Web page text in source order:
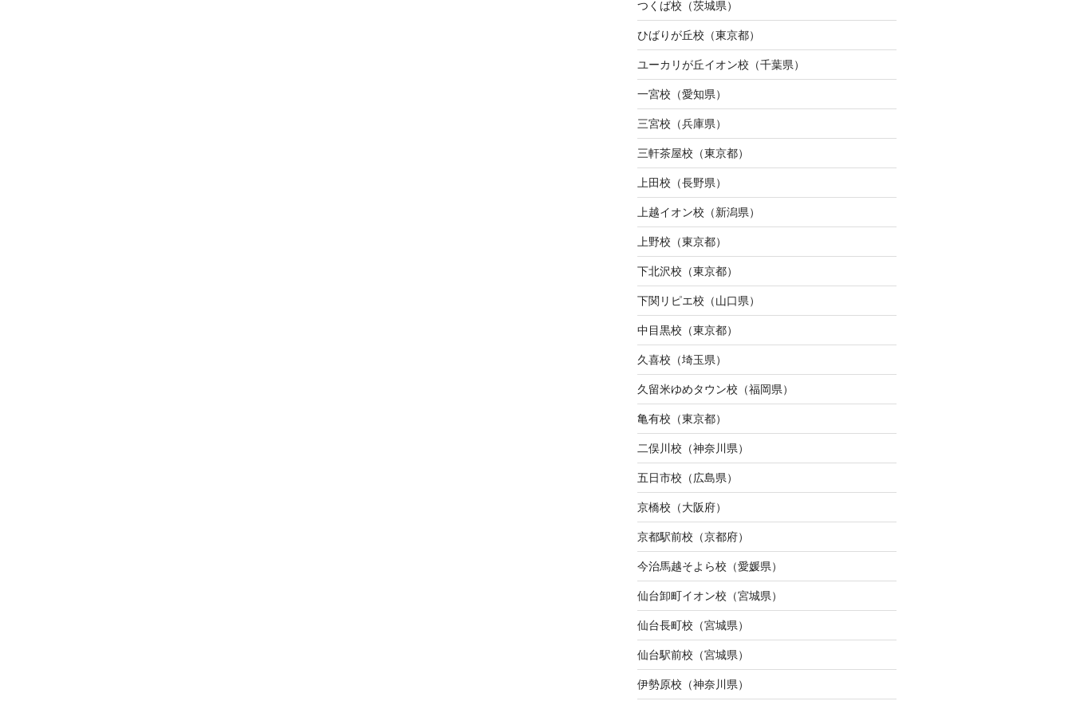
つくば校（茨城県）
ひばりが丘校（東京都）
ユーカリが丘イオン校（千葉県）
一宮校（愛知県）
三宮校（兵庫県）
三軒茶屋校（東京都）
上田校（長野県）
上越イオン校（新潟県）
上野校（東京都）
下北沢校（東京都）
下関リピエ校（山口県）
中目黒校（東京都）
久喜校（埼玉県）
久留米ゆめタウン校（福岡県）
亀有校（東京都）
二俣川校（神奈川県）
五日市校（広島県）
京橋校（大阪府）
京都駅前校（京都府）
今治馬越そよら校（愛媛県）
仙台卸町イオン校（宮城県）
仙台長町校（宮城県）
仙台駅前校（宮城県）
伊勢原校（神奈川県）